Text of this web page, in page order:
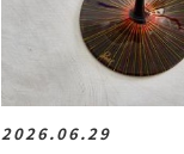
2026.06.29